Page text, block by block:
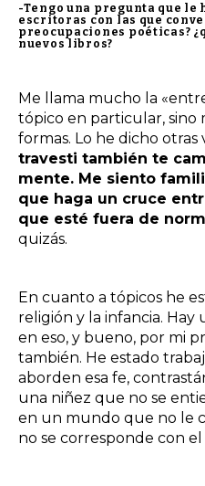
-Tengo una pregunta que le
escritoras con las que
preocupaciones poéticas?
nuevos libros?
Me llama mucho la
tópico en particular, sino
formas. Lo he dicho otras
travesti también te
mente. Me siento
que haga un cruce
que esté fuera de
quizás.
En cuanto a tópicos he
religión y la infancia.
en eso, y bueno, por mi
también. He estado
aborden esa fe,
una niñez que no se
en un mundo que no le
no se corresponde con